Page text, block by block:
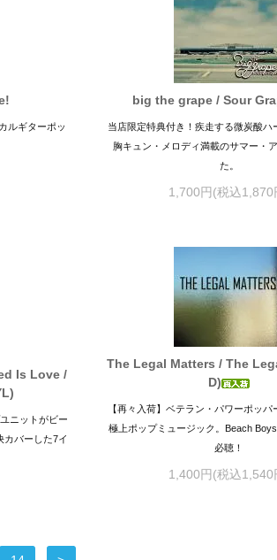
ルギターポッ
big the grape / Sour
当店限定特典付き！疾走する微炭酸ハ
胸キュン・メロディ満載のサマー・
た。
1,700円(税込1,870
Is Love /
ニットがビー
カバーした7イ
The Legal Matters / The
D)
【再々入荷】ベテラン・パワーポッ
極上ポップミュージック。Beach
必聴！
1,400円(税込1,540